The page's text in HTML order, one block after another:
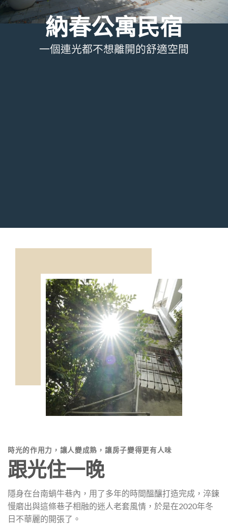
納春公寓民宿
一個連光都不想離開的舒適空間
時光的作用力，讓人變成熟，讓房子變得更有人味
跟光住一晚
隱身在台南蝸牛巷內，用了多年的時間醞釀打造完成，淬鍊
慢磨出與這條巷子相融的迷人老套風情，於是在2020年冬
日不華麗的開張了。